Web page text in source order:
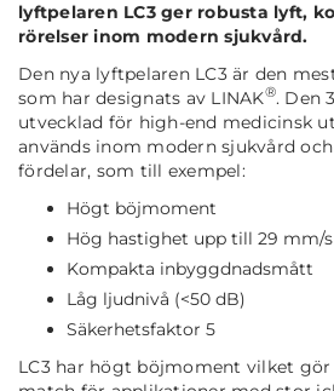
lyftpelaren LC3 ger robusta lyft,
rörelser inom modern sjukvård.
Den nya lyftpelaren LC3 är den
som har designats av LINAK®. Den
utvecklad för high-end medicinsk
används inom modern sjukvård
fördelar, som till exempel:
Högt böjmoment
Hög hastighet upp till 29 mm/s
Kompakta inbyggdnadsmått
Låg ljudnivå (<50 dB)
Säkerhetsfaktor 5
LC3 har högt böjmoment vilket